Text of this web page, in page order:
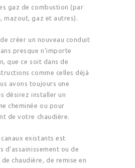
gaz de combustion (par
mazout, gaz et autres).
créer un nouveau conduit
presque n’importe
que ce soit dans de
comme celles déjà
avons toujours une
désirez installer un
cheminée ou pour
de votre chaudière.
existants est
d’assainissement ou de
chaudière, de remise en